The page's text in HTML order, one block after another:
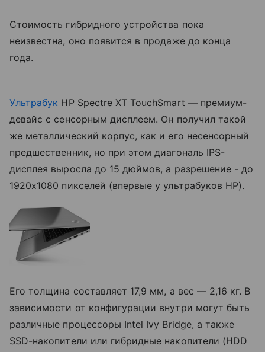
Стоимость гибридного устройства пока
неизвестна, оно появится в продаже до конца
года.
Ультрабук HP Spectre XT TouchSmart — премиум-
девайс с сенсорным дисплеем. Он получил такой
же металлический корпус, как и его несенсорный
предшественник, но при этом диагональ IPS-
дисплея выросла до 15 дюймов, а разрешение - до
1920х1080 пикселей (впервые у ультрабуков HP).
Его толщина составляет 17,9 мм, а вес — 2,16 кг. В
зависимости от конфигурации внутри могут быть
различные процессоры Intel Ivy Bridge, а также
SSD-накопители или гибридные накопители (HDD